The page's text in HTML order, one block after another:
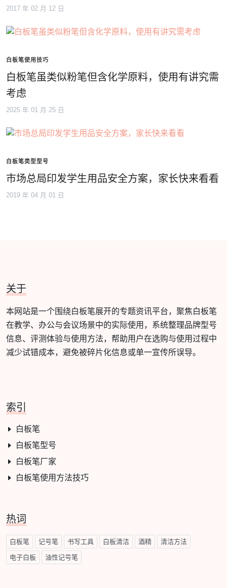
2017 年 02 月 12 日
白板笔使用技巧
白板笔虽类似粉笔但含化学原料，使用有讲究需
考虑
2025 年 01 月 25 日
白板笔类型型号
市场总局印发学生用品安全方案，家长快来看看
2019 年 04 月 01 日
关于
本网站是一个围绕白板笔展开的专题资讯平台，聚焦白板笔
在教学、办公与会议场景中的实际使用，系统整理品牌型号
信息、评测体验与使用方法，帮助用户在选购与使用过程中
减少试错成本，避免被碎片化信息或单一宣传所误导。
索引
白板笔
白板笔型号
白板笔厂家
白板笔使用方法技巧
热词
白板笔 记号笔 书写工具 白板清洁 酒精 清洁方法
电子白板 油性记号笔